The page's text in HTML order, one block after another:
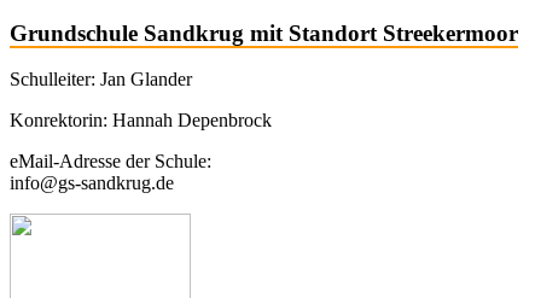
Grundschule Sandkrug mit Standort Streekermoor
Schulleiter: Jan Glander
Konrektorin: Hannah Depenbrock
eMail-Adresse der Schule:
info@gs-sandkrug.de